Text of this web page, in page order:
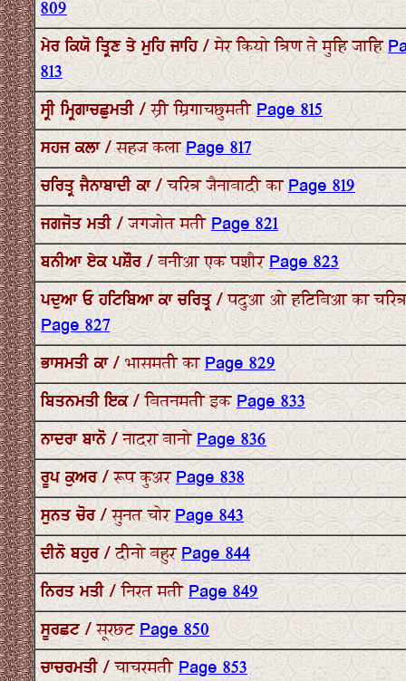
809
ਮੇਰ ਕਿਯੋ ਤ੍ਰਿਣ ਤੇ ਮੁਹਿ ਜਾਹਿ / मेर कियो त्रिण ते मुहि जाहि
813
ਸ੍ਰੀ ਮ੍ਰਿਗਾਚਛੁਮਤੀ / स्री म्रिगाचछुमतीPage 815
ਸਹਜ ਕਲਾ / सहज कलाPage 817
ਚਰਿਤ੍ਰ ਜੈਨਾਬਾਦੀ ਕਾ / चरित्र जैनाबादी काPage 819
ਜਗਜੋਤ ਮਤੀ / जगजोत मतीPage 821
ਬਨੀਆ ਏਕ ਪਸ਼ੌਰ / बनीआ एक पशौरPage 823
ਪਦੁਆ ਓ ਹਟਿਬਿਆ ਕਾ ਚਰਿਤ੍ਰ / पदुआ ओ हटिबिआ का
Page 827
ਭਾਸਮਤੀ ਕਾ / भासमती काPage 829
ਬਿਤਨਮਤੀ ਇਕ / बितनमती इकPage 833
ਨਾਦਰਾ ਬਾਨੋ / नादरा बानोPage 836
ਰੂਪ ਕੁਅਰ / रूप कुअरPage 838
ਸੁਨਤ ਚੋਰ / सुनत चोरPage 843
ਦੀਨੋ ਬਹੁਰ / दीनो बहुरPage 844
ਨਿਰਤ ਮਤੀ / निरत मतीPage 849
ਸੂਰਛਟ / सूरछटPage 850
ਚਾਚਰਮਤੀ / चाचरमतीPage 853